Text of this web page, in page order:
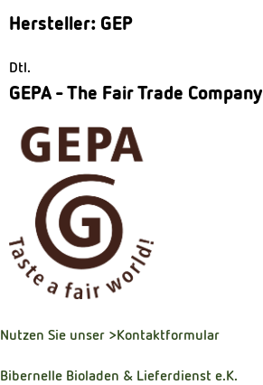
Hersteller: GEP
Dtl.
GEPA - The Fair Trade Company
Nutzen Sie unser >Kontaktformular
Bibernelle Bioladen & Lieferdienst e.K.